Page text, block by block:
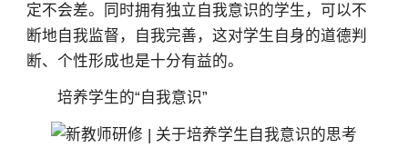
定不会差。同时拥有独立自我意识的学生，可以不
断地自我监督，自我完善，这对学生自身的道德判
断、个性形成也是十分有益的。
培养学生的“自我意识”